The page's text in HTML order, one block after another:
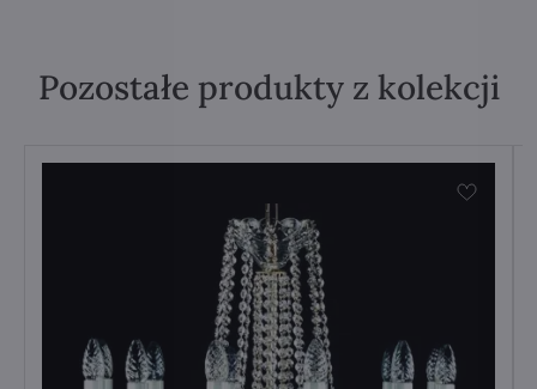
Pozostałe produkty z kolekcji